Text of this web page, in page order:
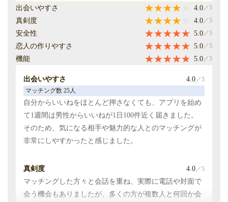
が、実際の成果は利用者の努力次第だと思います。
利用者が多いためだと思います。そのため、安全に利用
できるアプリだと実感しています。
恋人の作りやすさ 5.0／5
付き合った人数 1人
やり取りを経て会うため、スムーズに関係を築けまし
た。全体的に自然体の方が多く、純粋に恋人を探してい
る方には適していると感じました。
機能
使いこなせてはいません。ただし、趣味や好みを共有で
きる基本機能が充実しており、会話のきっかけには困り
ませんでした。
出会いやすさ 4.0 ／5
真剣度 4.0 ／5
安全性 5.0 ／5
恋人の作りやすさ 5.0 ／5
機能 5.0 ／5
出会いやすさ 4.0 ／5
マッチング数 25人
自分からいいねをほとんど押さなくても、アプリを始め
て1週間は男性からいいねが1日100件近く届きました。
そのため、気になる相手や魅力的な人とのマッチングが
非常にしやすかったと感じました。
真剣度 4.0 ／5
マッチングした方々と会話を重ね、実際に電話や対面で
会う機会もありましたが、多くの方が複数人と何回か会